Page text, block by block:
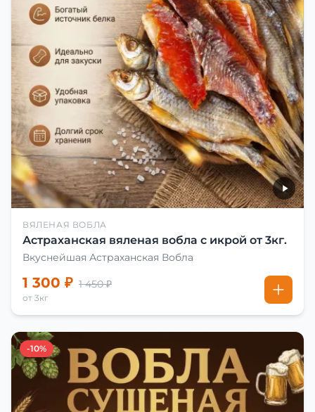
ВЯЛЕНАЯ ВОБЛА
Астраханская вяленая вобла с икрой от 3кг.
Вкуснейшая Астраханская Вобла
1 300 ₽ 1 450 ₽
от 3кг
-10%